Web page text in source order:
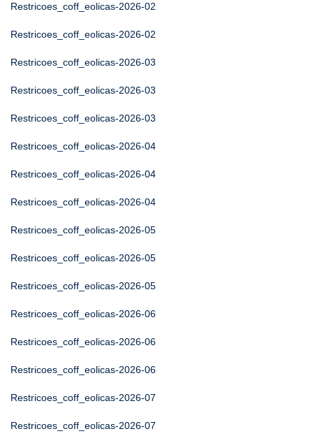
Restricoes_coff_eolicas-2026-02
Restricoes_coff_eolicas-2026-02
Restricoes_coff_eolicas-2026-03
Restricoes_coff_eolicas-2026-03
Restricoes_coff_eolicas-2026-03
Restricoes_coff_eolicas-2026-04
Restricoes_coff_eolicas-2026-04
Restricoes_coff_eolicas-2026-04
Restricoes_coff_eolicas-2026-05
Restricoes_coff_eolicas-2026-05
Restricoes_coff_eolicas-2026-05
Restricoes_coff_eolicas-2026-06
Restricoes_coff_eolicas-2026-06
Restricoes_coff_eolicas-2026-06
Restricoes_coff_eolicas-2026-07
Restricoes_coff_eolicas-2026-07